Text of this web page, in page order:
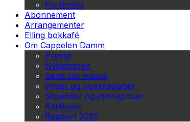
Forskning
Abonnement
Arrangementer
Elling bokkafé
Om Cappelen Damm
Presse
Nyhetsbrev
Send inn manus
Priser og nominasjoner
Stipender og minnepriser
Kataloger
Rapport 2025